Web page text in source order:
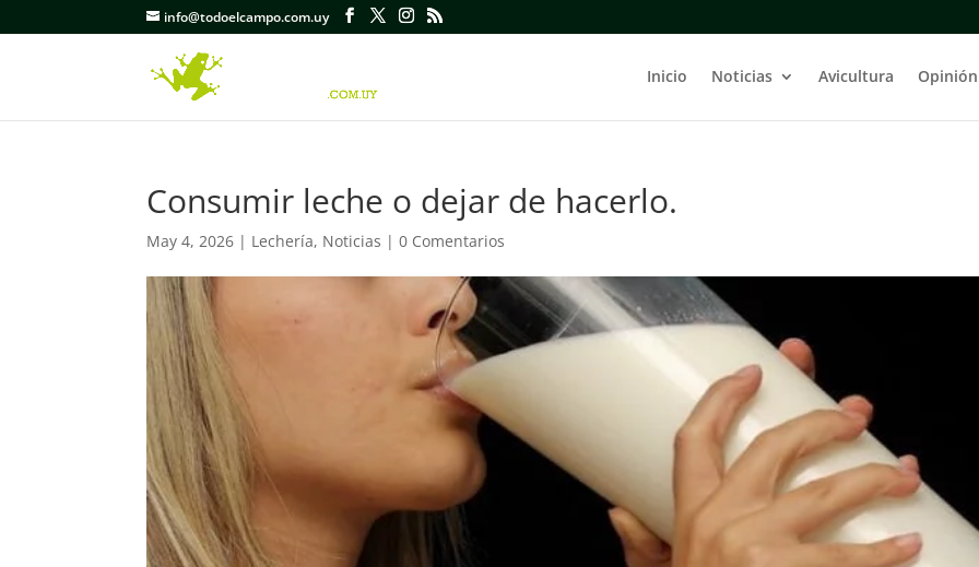
info@todoelcampo.com.uy
Inicio Noticias Avicultura Opinión
Consumir leche o dejar de hacerlo.
May 4, 2026 | Lechería, Noticias |0 Comentarios